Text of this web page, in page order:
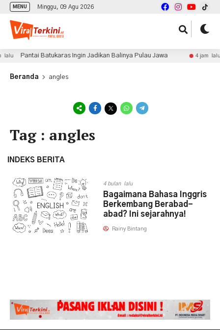
MENU Minggu, 09 Agu 2026
Pantai Batukaras Ingin Jadikan Balinya Pulau Jawa 4 jam lalu
Beranda angles
Tag : angles
INDEKS BERITA
4 bulan lalu
Bagaimana Bahasa Inggris
Berkembang Berabad-
abad? Ini sejarahnya!
Rainy Bintang